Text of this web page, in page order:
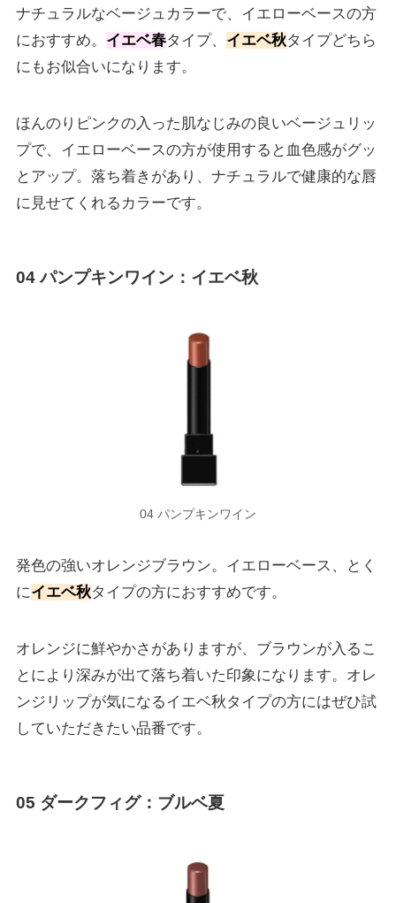
ナチュラルなベージュカラーで、イエローベースの方
におすすめ。 イエベ春タイプ、 イエベ秋タイプどちら
にもお似合いになります。
ほんのりピンクの入った肌なじみの良いベージュリッ
プで、イエローベースの方が使用すると血色感がグッ
とアップ。落ち着きがあり、ナチュラルで健康的な唇
に見せてくれるカラーです。
04パンプキンワイン ：イエベ秋
04 パンプキンワイン
発色の強いオレンジブラウン。イエローベース、とく
にイエベ秋タイプの方におすすめです。
オレンジに鮮やかさがありますが、ブラウンが入るこ
とにより深みが出て落ち着いた印象になります。オレ
ンジリップが気になるイエベ秋タイプの方にはぜひ試
していただきたい品番です。
05 ダークフィグ：ブルベ夏